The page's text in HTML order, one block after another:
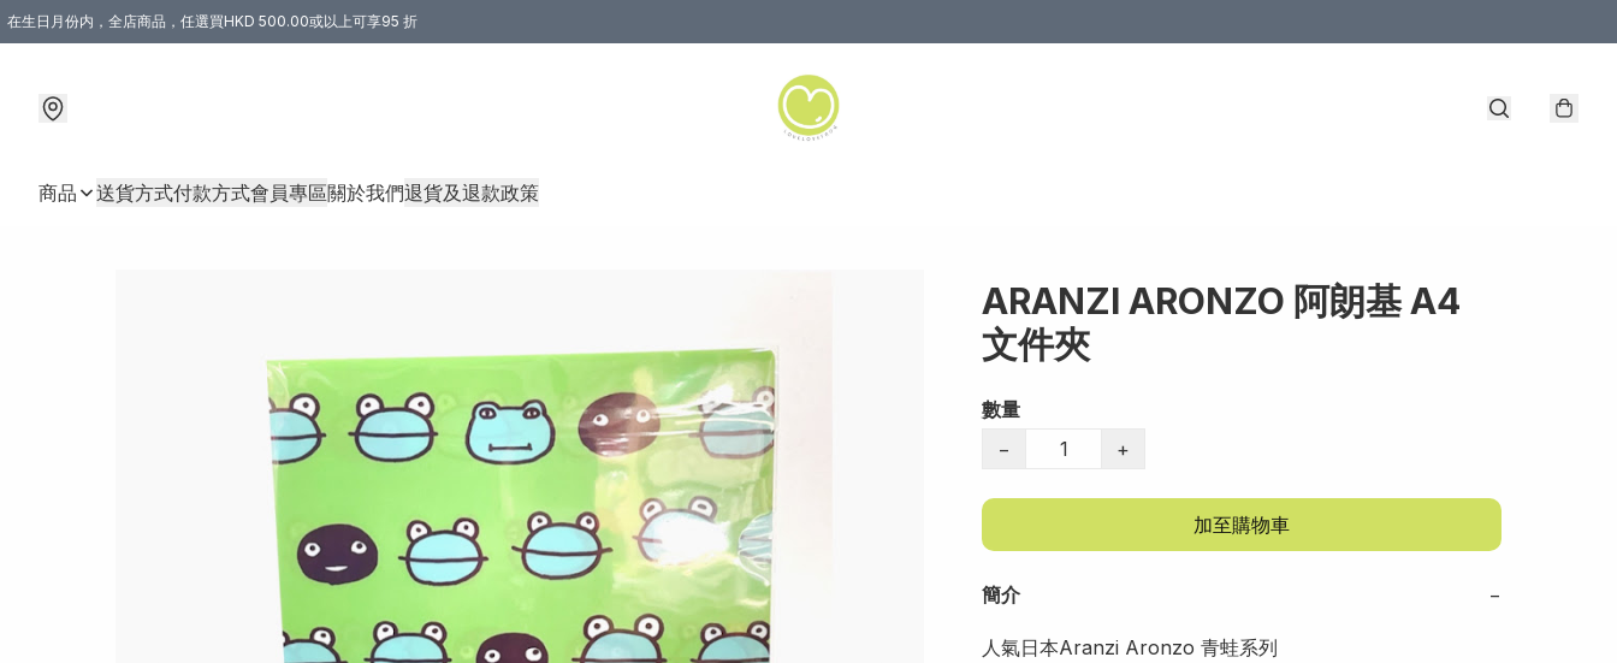
在生日月份内，全店商品，任選買HKD 500.00或以上可享95 折
商品 送貨方式付款方式會員專區關於我們退貨及退款政策
ARANZI ARONZO 阿朗基 A4
文件夾
數量
−
+
加至購物車
簡介 −
人氣日本Aranzi Aronzo 青蛙系列